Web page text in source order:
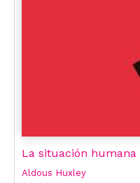
La situación humana
Aldous Huxley